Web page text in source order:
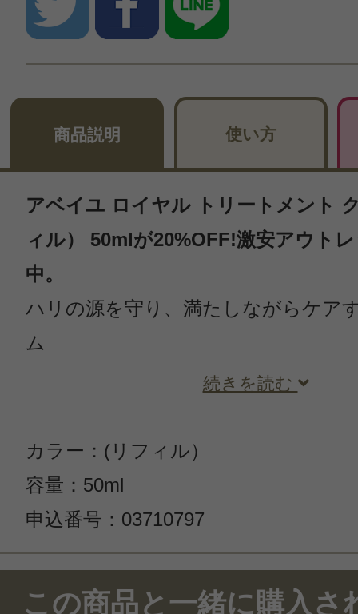
商品説明 使い方
アベイユ ロイヤル トリートメント
ィル） 50mlが20%OFF!激安アウト
中。
ハリの源を守り、満たしながらケア
ム
続きを読む
カラー：(リフィル）
容量：50ml
申込番号：03710797
この商品と一緒に購入さ